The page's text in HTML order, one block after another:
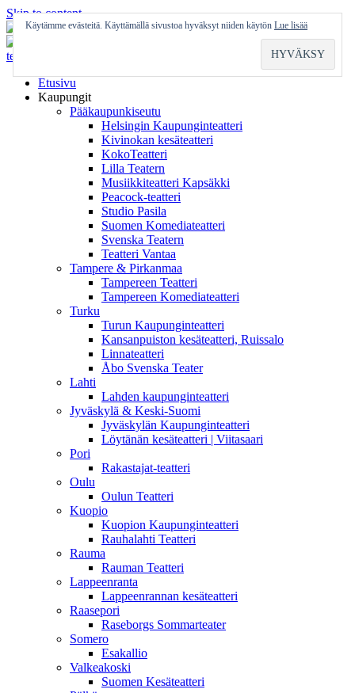
Skip to content
Etusivu
Kaupungit
Pääkaupunkiseutu
Helsingin Kaupunginteatteri
Kivinokan kesäteatteri
KokoTeatteri
Lilla Teatern
Musiikkiteatteri Kapsäkki
Peacock-teatteri
Studio Pasila
Suomen Komediateatteri
Svenska Teatern
Teatteri Vantaa
Tampere & Pirkanmaa
Tampereen Teatteri
Tampereen Komediateatteri
Turku
Turun Kaupunginteatteri
Kansanpuiston kesäteatteri, Ruissalo
Linnateatteri
Åbo Svenska Teater
Lahti
Lahden kaupunginteatteri
Jyväskylä & Keski-Suomi
Jyväskylän Kaupunginteatteri
Löytänän kesäteatteri | Viitasaari
Pori
Rakastajat-teatteri
Oulu
Oulun Teatteri
Kuopio
Kuopion Kaupunginteatteri
Rauhalahti Teatteri
Rauma
Rauman Teatteri
Lappeenranta
Lappeenrannan kesäteatteri
Raasepori
Raseborgs Sommarteater
Somero
Esakallio
Valkeakoski
Suomen Kesäteatteri
Käytämme evästeitä. Käyttämällä sivustoa hyväksyt niiden käytön Lue lisää